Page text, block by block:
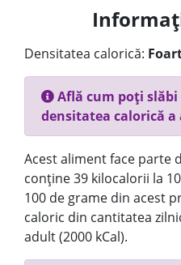
Densitatea calorică:
Află cum poți slăbi
densitatea calorică
Acest aliment face parte
conține 39 kilocalorii la
100 de grame din acest
caloric din cantitatea
adult (2000 kCal).